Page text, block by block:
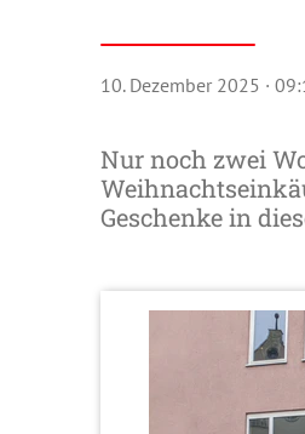
10. Dezember 2025 ·
Nur noch zwei
Geschenke in